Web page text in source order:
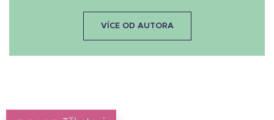
VÍCE OD AUTORA